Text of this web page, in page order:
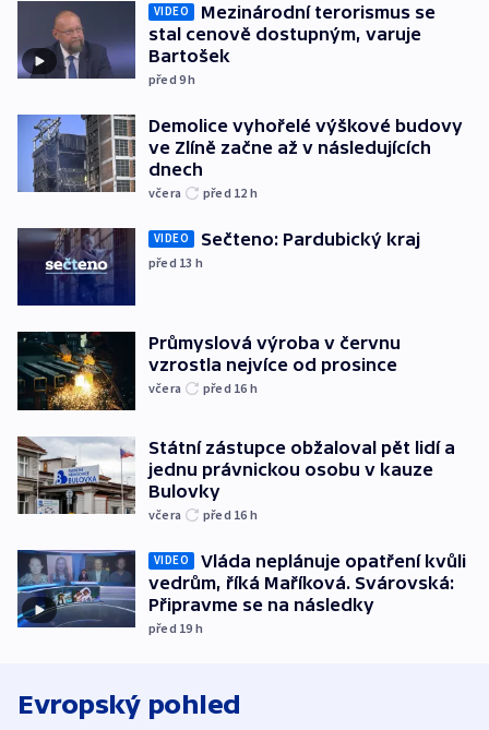
VIDEO
Mezinárodní terorismus se
stal cenově dostupným, varuje
Bartošek
před 9h
Demolice vyhořelé výškové budovy
ve Zlíně začne až v následujících
dnech
včera před 12 h
VIDEO Sečteno: Pardubický kraj
před 13 h
Průmyslová výroba v červnu
vzrostla nejvíce od prosince
včera před 16 h
Státní zástupce obžaloval pět lidí a
jednu právnickou osobu v kauze
Bulovky
včera před 16 h
VIDEO
Vláda neplánuje opatření kvůli
vedrům, říká Maříková. Svárovská:
Připravme se na následky
před 19 h
Evropský pohled